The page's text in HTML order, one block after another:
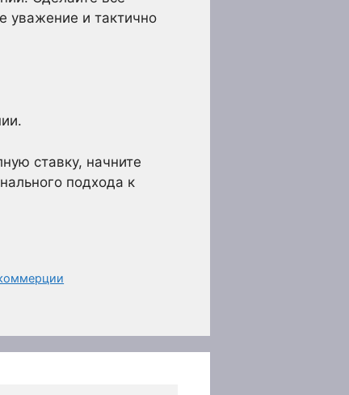
уважение и тактично
ставку, начните
подхода к